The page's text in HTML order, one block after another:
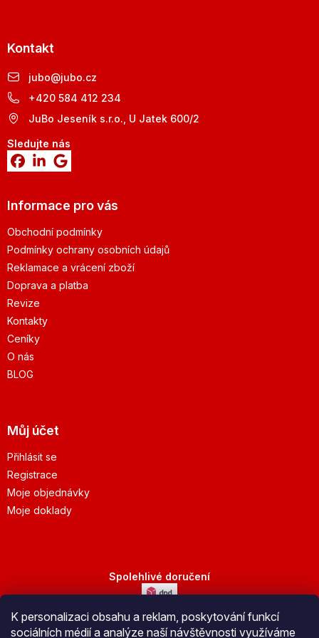
K personalizaci obsahu a reklam, poskytování funkcí
sociálních médií a analýze naší návštěvnosti využíváme
Kontakt
jubo@jubo.cz
+420 584 412 234
JuBo Jeseník s.r.o., U Jatek 600/2
Sledujte nás
Informace pro vás
Obchodní podmínky
Podmínky ochrany osobních údajů
Reklamace a vrácení zboží
Doprava a platba
Revize
Kontakty
Ceníky
O nás
BLOG
Můj účet
Přihlásit se
Registrace
Moje objednávky
Moje doklady
Spolehlivé doručení
Bezpečná platba